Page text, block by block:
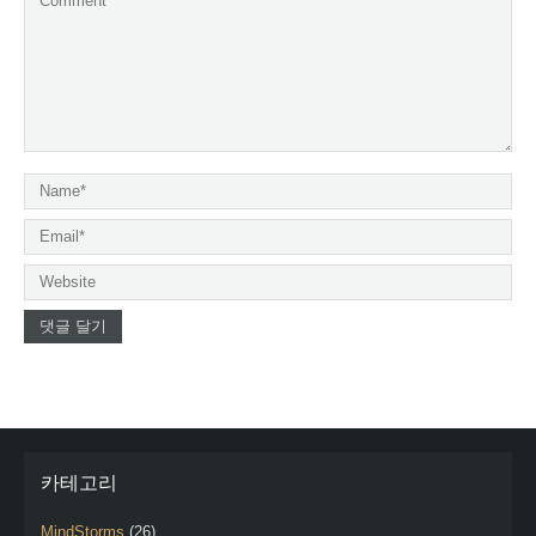
카테고리
MindStorms (26)